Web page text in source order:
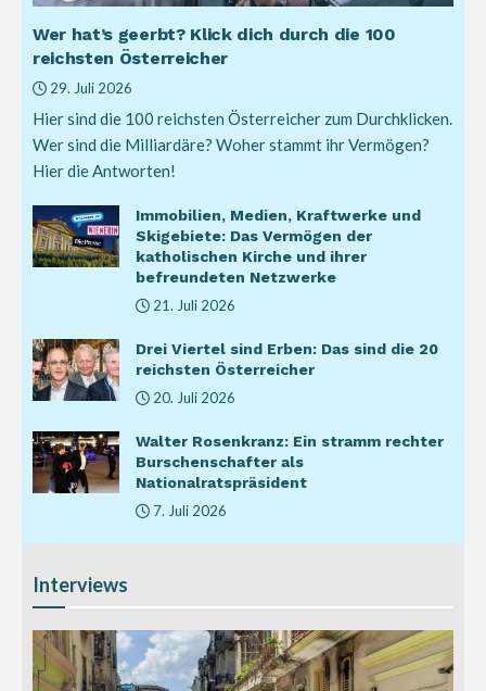
Wer hat’s geerbt? Klick dich durch die 100
reichsten Österreicher
29. Juli 2026
Hier sind die 100 reichsten Österreicher zum Durchklicken.
Wer sind die Milliardäre? Woher stammt ihr Vermögen?
Hier die Antworten!
Immobilien, Medien, Kraftwerke und
Skigebiete: Das Vermögen der
katholischen Kirche und ihrer
befreundeten Netzwerke
21. Juli 2026
Drei Viertel sind Erben: Das sind die 20
reichsten Österreicher
20. Juli 2026
Walter Rosenkranz: Ein stramm rechter
Burschenschafter als
Nationalratspräsident
7. Juli 2026
Interviews